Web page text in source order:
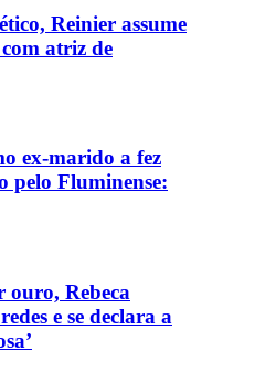
Reinier assume
atriz de
ex-marido a fez
pelo Fluminense:
ouro, Rebeca
e se declara a